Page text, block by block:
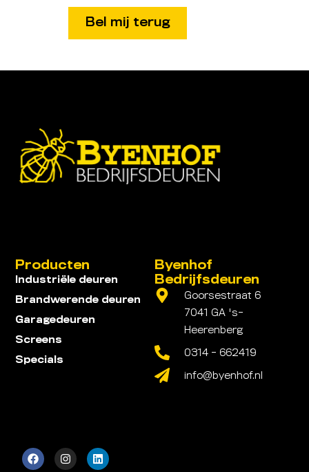
Byenhof
Bedrijfsdeuren
Goorsestraat 6
7041 GA 's-
Heerenberg
0314 - 662419
info@byenhof.nl
Producten
Industriële deuren
Brandwerende deuren
Garagedeuren
Screens
Specials